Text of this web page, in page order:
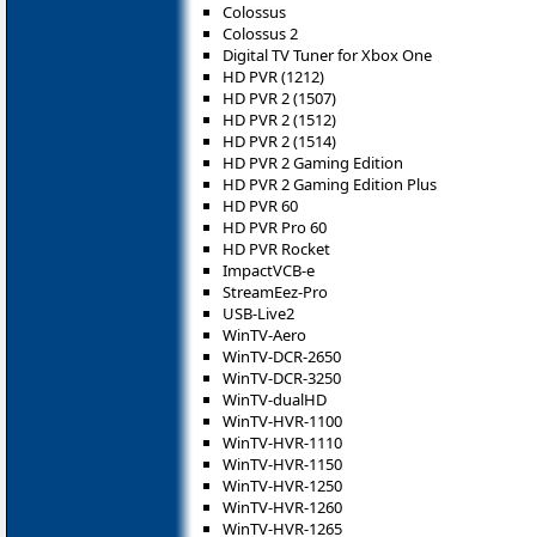
Colossus
Colossus 2
Digital TV Tuner for Xbox One
HD PVR (1212)
HD PVR 2 (1507)
HD PVR 2 (1512)
HD PVR 2 (1514)
HD PVR 2 Gaming Edition
HD PVR 2 Gaming Edition Plus
HD PVR 60
HD PVR Pro 60
HD PVR Rocket
ImpactVCB-e
StreamEez-Pro
USB-Live2
WinTV-Aero
WinTV-DCR-2650
WinTV-DCR-3250
WinTV-dualHD
WinTV-HVR-1100
WinTV-HVR-1110
WinTV-HVR-1150
WinTV-HVR-1250
WinTV-HVR-1260
WinTV-HVR-1265